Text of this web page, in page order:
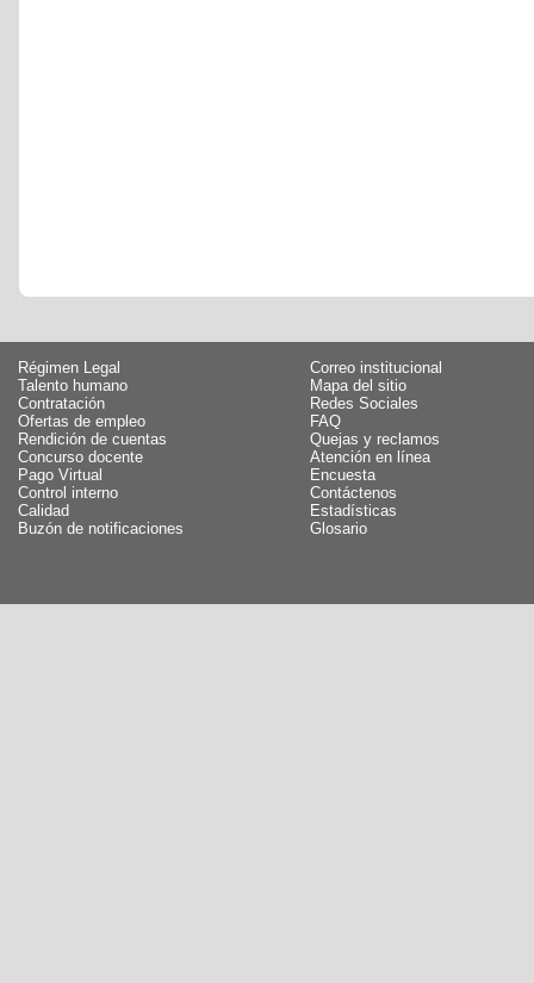
Régimen Legal
Talento humano
Contratación
Ofertas de empleo
Rendición de cuentas
Concurso docente
Pago Virtual
Control interno
Calidad
Buzón de notificaciones
Correo institucional
Mapa del sitio
Redes Sociales
FAQ
Quejas y reclamos
Atención en línea
Encuesta
Contáctenos
Estadísticas
Glosario